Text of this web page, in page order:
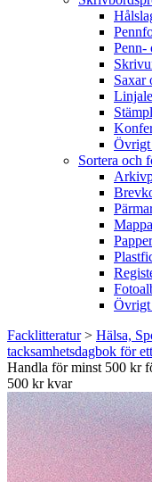
Penn-
Saxar
Övrigt
Sortera och
Övrigt
Facklitteratur> Hälsa,
tacksamhetsdagbok för
Handla för minst 500 kr
500 kr kvar